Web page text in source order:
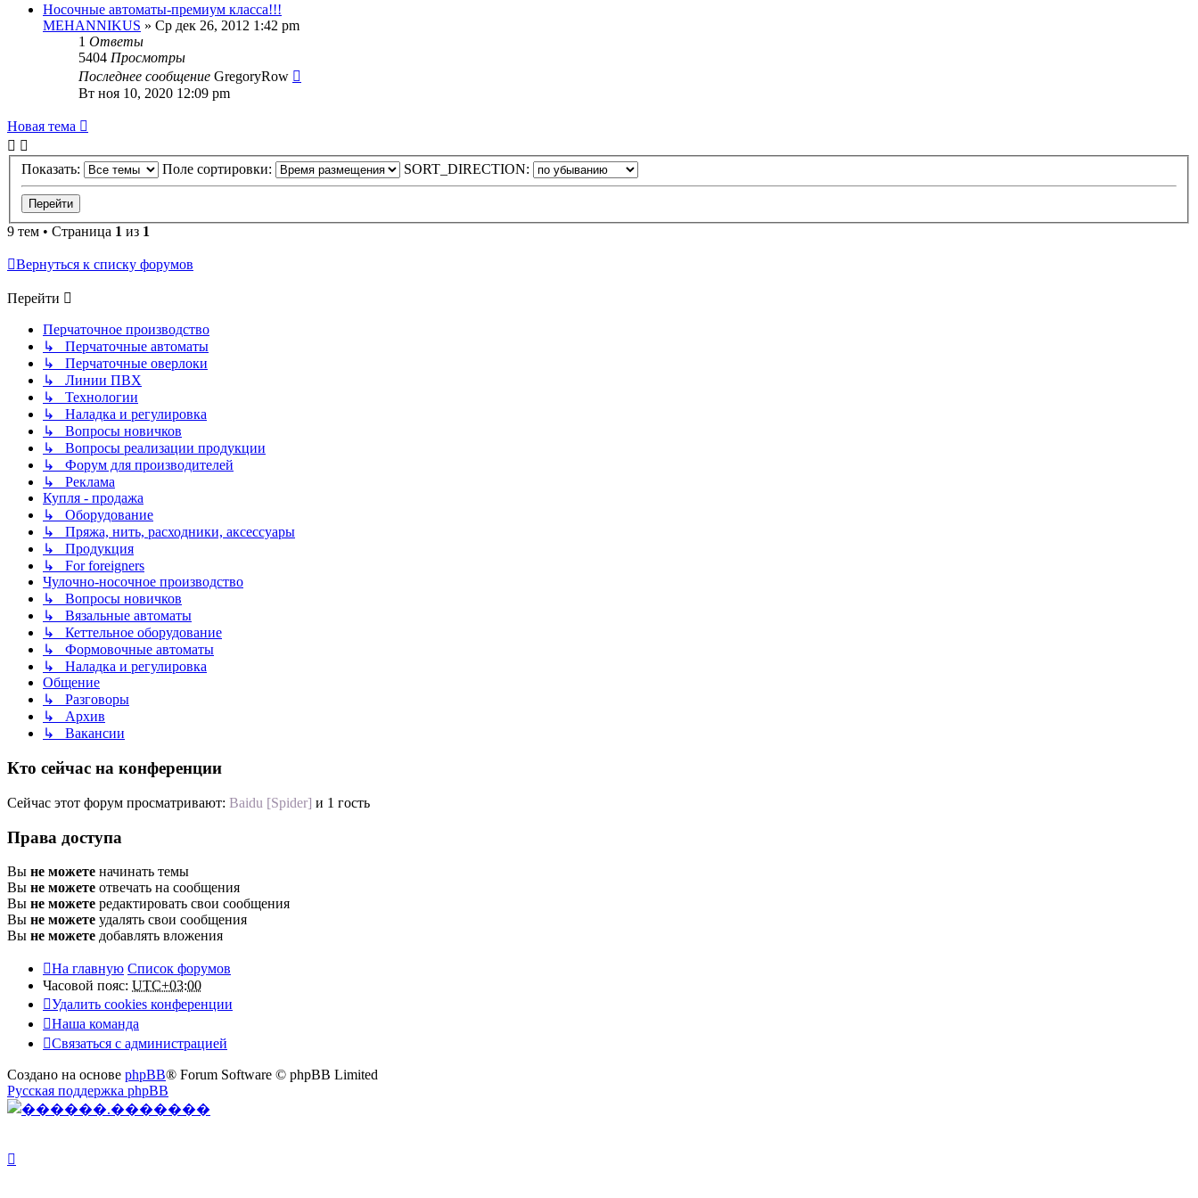
Носочные автоматы-премиум класса!!!
MEHANNIKUS » Ср дек 26, 2012 1:42 pm
1 Ответы
5404 Просмотры
Последнее сообщение GregoryRow
Вт ноя 10, 2020 12:09 pm
Новая тема
Показать: Поле сортировки: SORT_DIRECTION:
9 тем • Страница 1 из 1
Вернуться к списку форумов
Перейти
Перчаточное производство
↳ Перчаточные автоматы
↳ Перчаточные оверлоки
↳ Линии ПВХ
↳ Технологии
↳ Наладка и регулировка
↳ Вопросы новичков
↳ Вопросы реализации продукции
↳ Форум для производителей
↳ Реклама
Купля - продажа
↳ Оборудование
↳ Пряжа, нить, расходники, аксессуары
↳ Продукция
↳ For foreigners
Чулочно-носочное производство
↳ Вопросы новичков
↳ Вязальные автоматы
↳ Кеттельное оборудование
↳ Формовочные автоматы
↳ Наладка и регулировка
Общение
↳ Разговоры
↳ Архив
↳ Вакансии
Кто сейчас на конференции
Сейчас этот форум просматривают: Baidu [Spider] и 1 гость
Права доступа
Вы не можете начинать темы
Вы не можете отвечать на сообщения
Вы не можете редактировать свои сообщения
Вы не можете удалять свои сообщения
Вы не можете добавлять вложения
На главную Список форумов
Часовой пояс: UTC+03:00
Удалить cookies конференции
Наша команда
Связаться с администрацией
Создано на основе phpBB® Forum Software © phpBB Limited
Русская поддержка phpBB